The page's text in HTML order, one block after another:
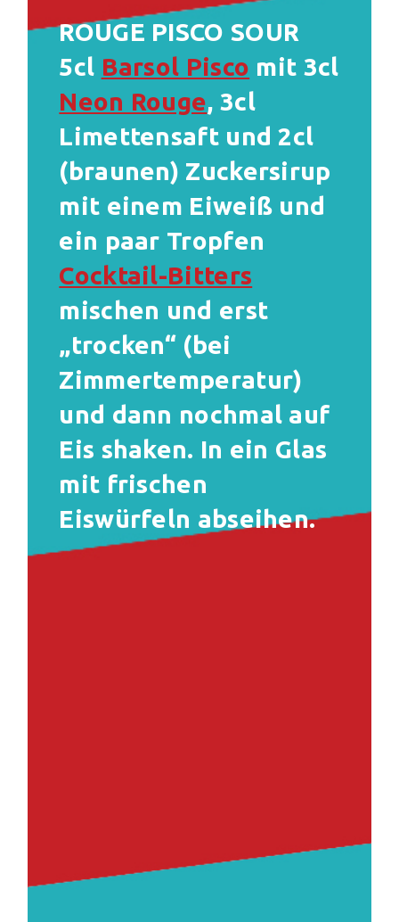
ROUGE PISCO SOUR
5cl Barsol Pisco mit 3cl
Neon Rouge, 3cl
Limettensaft und 2cl
(braunen) Zuckersirup
mit einem Eiweiß und
ein paar Tropfen
Cocktail-Bitters
mischen und erst
„trocken“ (bei
Zimmertemperatur)
und dann nochmal auf
Eis shaken. In ein Glas
mit frischen
Eiswürfeln abseihen.